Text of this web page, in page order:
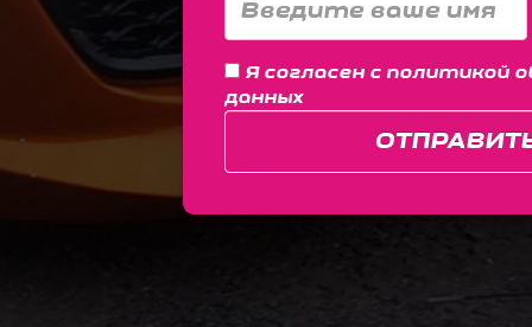
Я согласен с политикой
данных